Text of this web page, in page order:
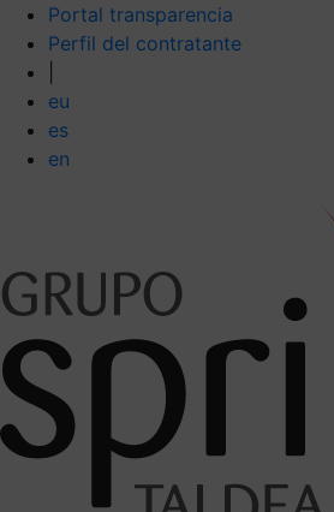
Portal transparencia
Perfil del contratante
eu
es
en